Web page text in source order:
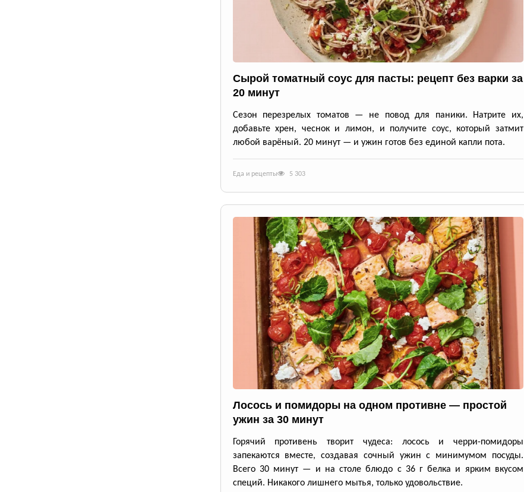
Сырой томатный соус для пасты: рецепт без варки за
20 минут
Сезон перезрелых томатов — не повод для паники. Натрите их,
добавьте хрен, чеснок и лимон, и получите соус, который затмит
любой варёный. 20 минут — и ужин готов без единой капли пота.
Еда и рецепты 5 303
Лосось и помидоры на одном противне — простой
ужин за 30 минут
Горячий противень творит чудеса: лосось и черри-помидоры
запекаются вместе, создавая сочный ужин с минимумом посуды.
Всего 30 минут — и на столе блюдо с 36 г белка и ярким вкусом
специй. Никакого лишнего мытья, только удовольствие.